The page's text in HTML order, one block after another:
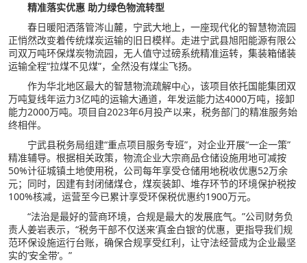
精准落实优惠 助力绿色物流转型
春日暖阳洒落管涔山麓，宁武大地上，一座现代化的智慧物流园
正悄然改变着传统煤炭运输的旧日模样。走进宁武县旭阳能源有限公
司双万吨环保煤炭物流园，无人值守过磅系统精准运转，集装箱储装
运输全程“拉煤不见煤”，全然没有煤尘飞扬。
作为华北地区最大的智慧物流疏解中心，该项目依托国能集团双
万吨复线年运力3亿吨的运输大通道，年发运能力达4000万吨，接卸
能力2000万吨。项目自2023年6月投产以来，税务部门的精准服务始
终相伴。
宁武县税务局组建“重点项目服务专班”，对企业开展“一企一策”
精准辅导。根据相关政策，物流企业大宗商品仓储设施用地可减按
50%计征城镇土地使用税，公司每年享受仓储用地税收优惠52万余
元；同时，因建有封闭储煤仓，煤炭装卸、堆存环节的环境保护税按
100%核减，运营至今已累计享受环保税优惠约1900万元。
“法治是最好的营商环境，合规是最大的发展底气。”公司财务负
责人姜岩表示，“税务干部不仅送来‘真金白银’的优惠，更指导我们规
范环保设施运行台账，确保合规享受红利，让守法经营成为企业最坚
实的‘安全带’。”